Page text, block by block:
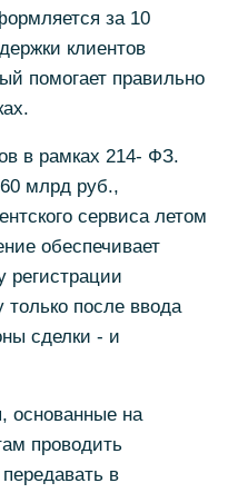
за 10
клиентов
помогает правильно
в рамках 214- ФЗ.
60 млрд руб.,
сервиса летом
обеспечивает
регистрации
только после ввода
сделки - и
основанные на
проводить
в